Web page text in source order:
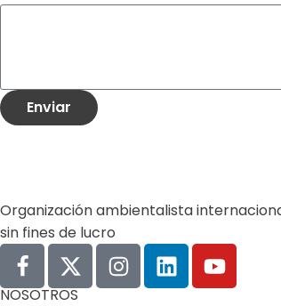
Enviar
Organización ambientalista
sin fines de lucro
NOSOTROS